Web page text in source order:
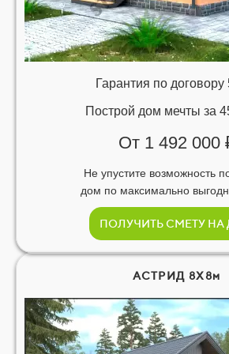
Гарантия по договору
Построй дом мечты за
От 1 492 000
Не упустите возможность
дом по максимально
ПОЛУЧИТЬ СМЕТУ НА
АСТРИД 8Х8м